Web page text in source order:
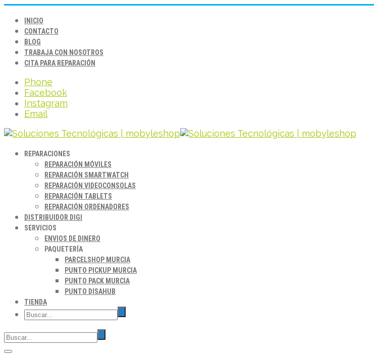
INICIO
CONTACTO
BLOG
TRABAJA CON NOSOTROS
CITA PARA REPARACIÓN
Phone
Facebook
Instagram
Email
REPARACIONES
REPARACIÓN MÓVILES
REPARACIÓN SMARTWATCH
REPARACIÓN VIDEOCONSOLAS
REPARACIÓN TABLETS
REPARACIÓN ORDENADORES
DISTRIBUIDOR DIGI
SERVICIOS
ENVIOS DE DINERO
PAQUETERÍA
PARCELSHOP MURCIA
PUNTO PICKUP MURCIA
PUNTO PACK MURCIA
PUNTO DISAHUB
TIENDA